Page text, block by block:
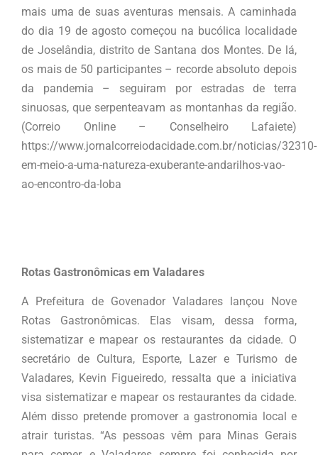
mais uma de suas aventuras mensais. A caminhada
do dia 19 de agosto começou na bucólica localidade
de Joselândia, distrito de Santana dos Montes. De lá,
os mais de 50 participantes – recorde absoluto depois
da pandemia – seguiram por estradas de terra
sinuosas, que serpenteavam as montanhas da região.
(Correio Online – Conselheiro Lafaiete)
https://www.jornalcorreiodacidade.com.br/noticias/32310-
em-meio-a-uma-natureza-exuberante-andarilhos-vao-
ao-encontro-da-loba
Rotas Gastronômicas em Valadares
A Prefeitura de Govenador Valadares lançou Nove
Rotas Gastronômicas. Elas visam, dessa forma,
sistematizar e mapear os restaurantes da cidade. O
secretário de Cultura, Esporte, Lazer e Turismo de
Valadares, Kevin Figueiredo, ressalta que a iniciativa
visa sistematizar e mapear os restaurantes da cidade.
Além disso pretende promover a gastronomia local e
atrair turistas. “As pessoas vêm para Minas Gerais